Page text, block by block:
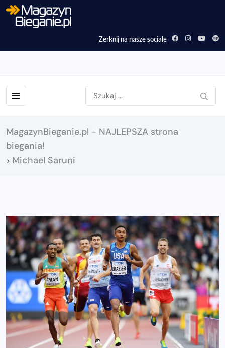
Zerknij na nasze sociale
MagazynBieganie.pl - NAJLEPSZA strona
biegania!
> Michael Saruni